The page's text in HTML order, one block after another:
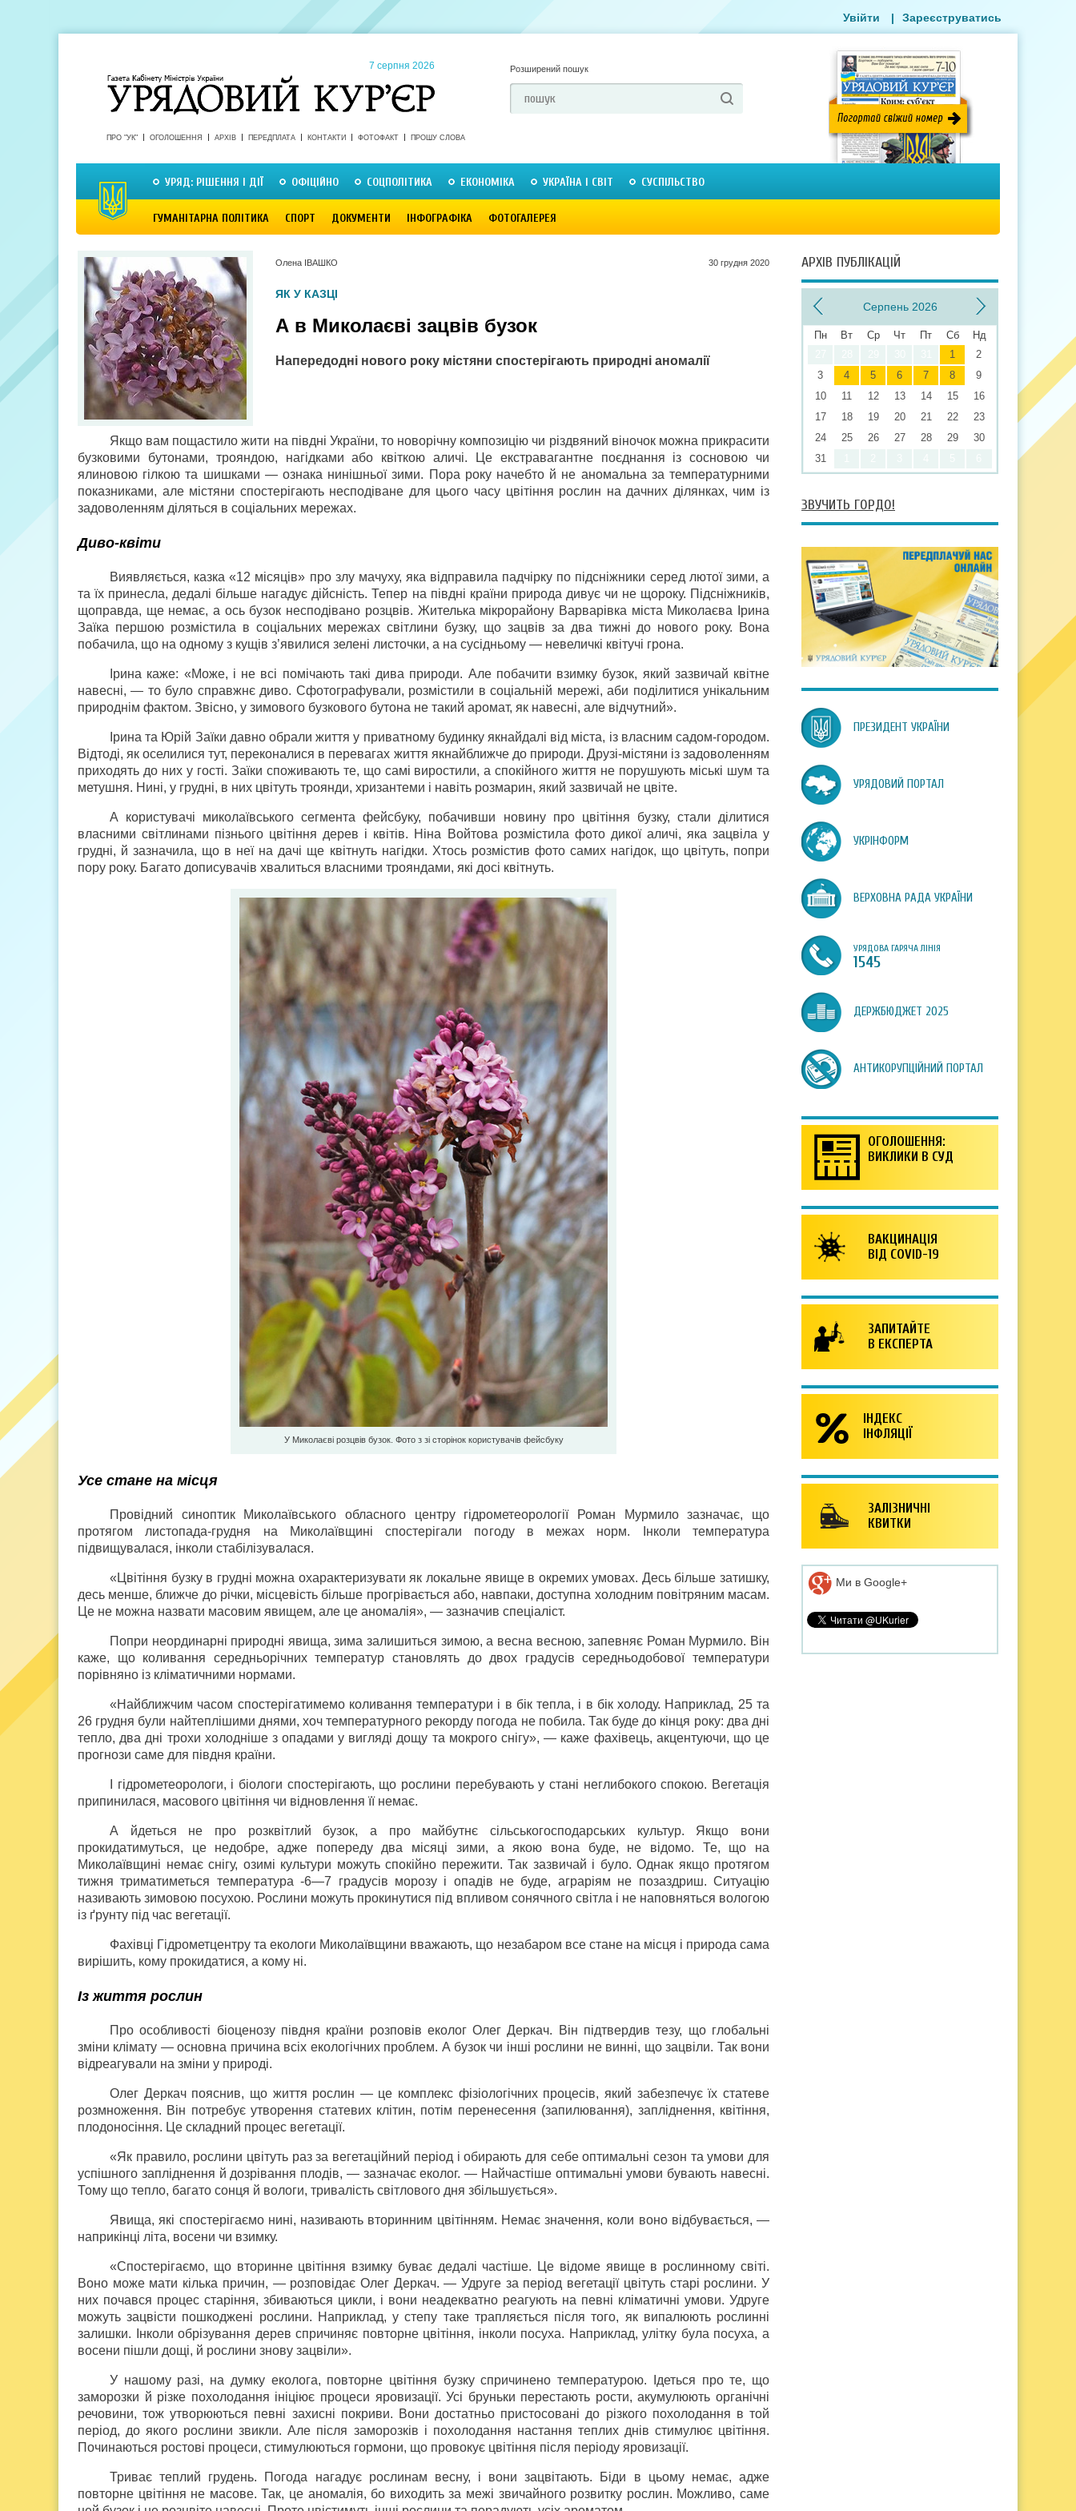
7 серпня 2026 Розширений пошук
ПРО "УК" ОГОЛОШЕННЯ АРХІВ ПЕРЕДПЛАТА КОНТАКТИ ФОТОФАКТ ПРОШУ СЛОВА
УРЯД: РІШЕННЯ І ДІЇ ОФІЦІЙНО СОЦПОЛІТИКА ЕКОНОМІКА УКРАЇНА І СВІТ СУСПІЛЬСТВО
ГУМАНІТАРНА ПОЛІТИКА СПОРТ ДОКУМЕНТИ ІНФОГРАФІКА ФОТОГАЛЕРЕЯ
Увійти | Зареєструватись
Олена ІВАШКО 30 грудня 2020
ЯК У КАЗЦІ
А в Миколаєві зацвів бузок
Напередодні нового року містяни спостерігають природні аномалії
Якщо вам пощастило жити на півдні України, то новорічну композицію чи різдвяний віночок можна прикрасити
бузковими бутонами, трояндою, нагідками або квіткою аличі. Це екстравагантне поєднання із сосновою чи
ялиновою гілкою та шишками — ознака нинішньої зими. Пора року начебто й не аномальна за температурними
показниками, але містяни спостерігають несподіване для цього часу цвітіння рослин на дачних ділянках, чим із
задоволенням діляться в соціальних мережах.
Диво-квіти
Виявляється, казка «12 місяців» про злу мачуху, яка відправила падчірку по підсніжники серед лютої зими, а
та їх принесла, дедалі більше нагадує дійсність. Тепер на півдні країни природа дивує чи не щороку. Підсніжників,
щоправда, ще немає, а ось бузок несподівано розцвів. Жителька мікрорайону Варварівка міста Миколаєва Ірина
Заїка першою розмістила в соціальних мережах світлини бузку, що зацвів за два тижні до нового року. Вона
побачила, що на одному з кущів з’явилися зелені листочки, а на сусідньому — невеличкі квітучі грона.
Ірина каже: «Може, і не всі помічають такі дива природи. Але побачити взимку бузок, який зазвичай квітне
навесні, — то було справжнє диво. Сфотографували, розмістили в соціальній мережі, аби поділитися унікальним
природнім фактом. Звісно, у зимового бузкового бутона не такий аромат, як навесні, але відчутний».
Ірина та Юрій Заїки давно обрали життя у приватному будинку якнайдалі від міста, із власним садом-городом.
Відтоді, як оселилися тут, переконалися в перевагах життя якнайближче до природи. Друзі-містяни із задоволенням
приходять до них у гості. Заїки споживають те, що самі виростили, а спокійного життя не порушують міські шум та
метушня. Нині, у грудні, в них цвітуть троянди, хризантеми і навіть розмарин, який зазвичай не цвіте.
А користувачі миколаївського сегмента фейсбуку, побачивши новину про цвітіння бузку, стали ділитися
власними світлинами пізнього цвітіння дерев і квітів. Ніна Войтова розмістила фото дикої аличі, яка зацвіла у
грудні, й зазначила, що в неї на дачі ще квітнуть нагідки. Хтось розмістив фото самих нагідок, що цвітуть, попри
пору року. Багато дописувачів хвалиться власними трояндами, які досі квітнуть.
У Миколаєві розцвів бузок. Фото з зі сторінок користувачів фейсбуку
Усе стане на місця
Провідний синоптик Миколаївського обласного центру гідрометеорології Роман Мурмило зазначає, що
протягом листопада-грудня на Миколаївщині спостерігали погоду в межах норм. Інколи температура
підвищувалася, інколи стабілізувалася.
«Цвітіння бузку в грудні можна охарактеризувати як локальне явище в окремих умовах. Десь більше затишку,
десь менше, ближче до річки, місцевість більше прогрівається або, навпаки, доступна холодним повітряним масам.
Це не можна назвати масовим явищем, але це аномалія», — зазначив спеціаліст.
Попри неординарні природні явища, зима залишиться зимою, а весна весною, запевняє Роман Мурмило. Він
каже, що коливання середньорічних температур становлять до двох градусів середньодобової температури
порівняно із кліматичними нормами.
«Найближчим часом спостерігатимемо коливання температури і в бік тепла, і в бік холоду. Наприклад, 25 та
26 грудня були найтеплішими днями, хоч температурного рекорду погода не побила. Так буде до кінця року: два дні
тепло, два дні трохи холодніше з опадами у вигляді дощу та мокрого снігу», — каже фахівець, акцентуючи, що це
прогнози саме для півдня країни.
І гідрометеорологи, і біологи спостерігають, що рослини перебувають у стані неглибокого спокою. Вегетація
припинилася, масового цвітіння чи відновлення її немає.
А йдеться не про розквітлий бузок, а про майбутнє сільськогосподарських культур. Якщо вони
прокидатимуться, це недобре, адже попереду два місяці зими, а якою вона буде, не відомо. Те, що на
Миколаївщині немає снігу, озимі культури можуть спокійно пережити. Так зазвичай і було. Однак якщо протягом
тижня триматиметься температура -6—7 градусів морозу і опадів не буде, аграріям не позаздриш. Ситуацію
називають зимовою посухою. Рослини можуть прокинутися під впливом сонячного світла і не наповняться вологою
із ґрунту під час вегетації.
Фахівці Гідрометцентру та екологи Миколаївщини вважають, що незабаром все стане на місця і природа сама
вирішить, кому прокидатися, а кому ні.
Із життя рослин
Про особливості біоценозу півдня країни розповів еколог Олег Деркач. Він підтвердив тезу, що глобальні
зміни клімату — основна причина всіх екологічних проблем. А бузок чи інші рослини не винні, що зацвіли. Так вони
відреагували на зміни у природі.
Олег Деркач пояснив, що життя рослин — це комплекс фізіологічних процесів, який забезпечує їх статеве
розмноження. Він потребує утворення статевих клітин, потім перенесення (запилювання), запліднення, квітіння,
плодоносіння. Це складний процес вегетації.
«Як правило, рослини цвітуть раз за вегетаційний період і обирають для себе оптимальні сезон та умови для
успішного запліднення й дозрівання плодів, — зазначає еколог. — Найчастіше оптимальні умови бувають навесні.
Тому що тепло, багато сонця й вологи, тривалість світлового дня збільшується».
Явища, які спостерігаємо нині, називають вторинним цвітінням. Немає значення, коли воно відбувається, —
наприкінці літа, восени чи взимку.
«Спостерігаємо, що вторинне цвітіння взимку буває дедалі частіше. Це відоме явище в рослинному світі.
Воно може мати кілька причин, — розповідає Олег Деркач. — Удруге за період вегетації цвітуть старі рослини. У
них почався процес старіння, збиваються цикли, і вони неадекватно реагують на певні кліматичні умови. Удруге
можуть зацвісти пошкоджені рослини. Наприклад, у степу таке трапляється після того, як випалюють рослинні
залишки. Інколи обрізування дерев спричиняє повторне цвітіння, інколи посуха. Наприклад, улітку була посуха, а
восени пішли дощі, й рослини знову зацвіли».
У нашому разі, на думку еколога, повторне цвітіння бузку спричинено температурою. Ідеться про те, що
заморозки й різке похолодання ініціює процеси яровизації. Усі бруньки перестають рости, акумулюють органічні
речовини, тож утворюються певні захисні покриви. Вони достатньо пристосовані до різкого похолодання в той
період, до якого рослини звикли. Але після заморозків і похолодання настання теплих днів стимулює цвітіння.
Починаються ростові процеси, стимулюються гормони, що провокує цвітіння після періоду яровизації.
Триває теплий грудень. Погода нагадує рослинам весну, і вони зацвітають. Біди в цьому немає, адже
повторне цвітіння не масове. Так, це аномалія, бо виходить за межі звичайного розвитку рослин. Можливо, саме
АРХІВ ПУБЛІКАЦІЙ
Серпень 2026
Пн Вт Ср Чт Пт Сб
Нд
1
2
3
4 5 6 7 8
9
10
11 12 13 14 15
16
17
18 19 20 21 22
23
24
25 26 27 28 29
30
31
ЗВУЧИТЬ ГОРДО!
ПРЕЗИДЕНТ УКРАЇНИ
УРЯДОВИЙ ПОРТАЛ
УКРІНФОРМ
ВЕРХОВНА РАДА УКРАЇНИ
УРЯДОВА ГАРЯЧА ЛІНІЯ
1545
ДЕРЖБЮДЖЕТ 2025
АНТИКОРУПЦІЙНИЙ ПОРТАЛ
ОГОЛОШЕННЯ:
ВИКЛИКИ В СУД
ВАКЦИНАЦІЯ
ВІД COVID-19
ЗАПИТАЙТЕ
В ЕКСПЕРТА
ІНДЕКС
ІНФЛЯЦІЇ
ЗАЛІЗНИЧНІ
КВИТКИ
Ми в Google+